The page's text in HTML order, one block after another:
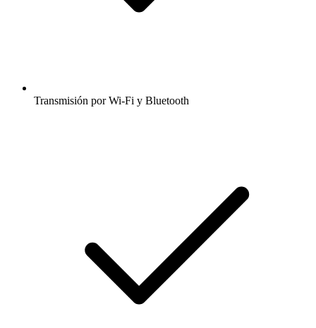
Transmisión por Wi-Fi y Bluetooth